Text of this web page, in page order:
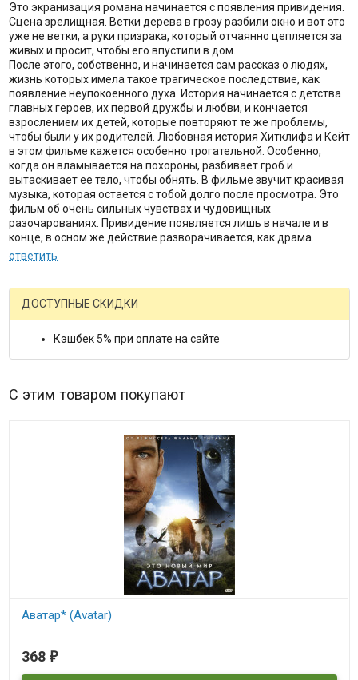
Это экранизация романа начинается с появления привидения.
Сцена зрелищная. Ветки дерева в грозу разбили окно и вот это
уже не ветки, а руки призрака, который отчаянно цепляется за
живых и просит, чтобы его впустили в дом.
После этого, собственно, и начинается сам рассказ о людях,
жизнь которых имела такое трагическое последствие, как
появление неупокоенного духа. История начинается с детства
главных героев, их первой дружбы и любви, и кончается
взрослением их детей, которые повторяют те же проблемы,
чтобы были у их родителей. Любовная история Хитклифа и Кейт
в этом фильме кажется особенно трогательной. Особенно,
когда он вламывается на похороны, разбивает гроб и
вытаскивает ее тело, чтобы обнять. В фильме звучит красивая
музыка, которая остается с тобой долго после просмотра. Это
фильм об очень сильных чувствах и чудовищных
разочарованиях. Привидение появляется лишь в начале и в
конце, в осном же действие разворачивается, как драма.
ответить
ДОСТУПНЫЕ СКИДКИ
Кэшбек 5% при оплате на сайте
С этим товаром покупают
Аватар* (Avatar)
368 ₽